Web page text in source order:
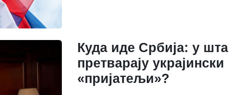
Куда иде Србија: у шта
претварају украјински
«пријатељи»?